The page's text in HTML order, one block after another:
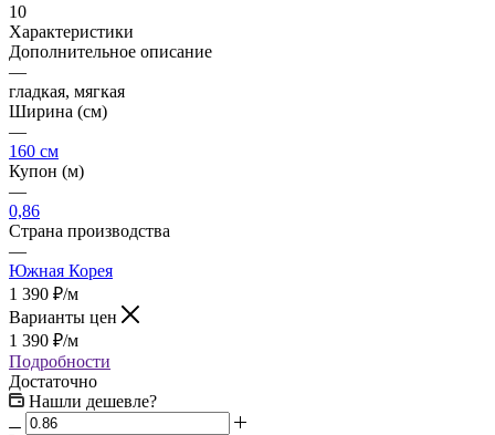
10
Характеристики
Дополнительное описание
—
гладкая, мягкая
Ширина (см)
—
160 см
Купон (м)
—
0,86
Страна производства
—
Южная Корея
1 390 ₽/м
Варианты цен
1 390 ₽/м
Подробности
Достаточно
Нашли дешевле?